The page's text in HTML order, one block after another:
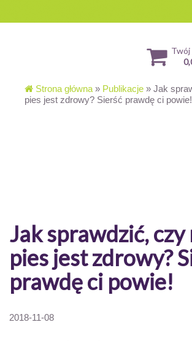
Twój
Strona główna » Publikacje » Jak
pies jest zdrowy? Sierść prawdę ci powie!
Jak sprawdzić, czy
pies jest zdrowy?
prawdę ci powie!
2018-11-08